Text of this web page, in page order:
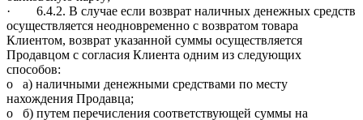
· 6.4.2. В случае если возврат наличных денежных средств
осуществляется неодновременно с возвратом товара
Клиентом, возврат указанной суммы осуществляется
Продавцом с согласия Клиента одним из следующих
способов:
o а) наличными денежными средствами по месту
нахождения Продавца;
o б) путем перечисления соответствующей суммы на